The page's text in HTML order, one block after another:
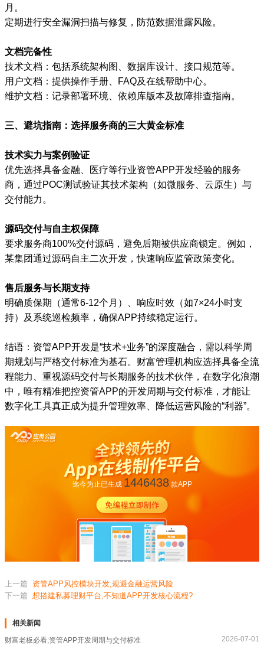
月。
定期进行安全漏洞扫描与修复，防范数据泄露风险。
文档完备性
技术文档：包括系统架构图、数据库设计、接口规范等。
用户文档：提供操作手册、FAQ及在线帮助中心。
维护文档：记录部署环境、依赖库版本及故障排查指南。
三、避坑指南：选择服务商的三大黄金标准
技术实力与案例验证
优先选择具备金融、医疗等行业资管APP开发经验的服务
商，通过POC测试验证其技术架构（如微服务、云原生）与
交付能力。
源码交付与自主权保障
要求服务商100%交付源码，避免后期被供应商锁定。例如，
某集团通过源码自主二次开发，快速响应监管政策变化。
售后服务与长期支持
明确质保期（通常6-12个月）、响应时效（如7×24小时支
持）及系统巡检频率，确保APP持续稳定运行。
结语：资管APP开发是“技术+业务”的深度融合，需以科学周
期规划与严格交付标准为基石。财富管理机构应选择具备全流
程能力、重视源码交付与长期服务的技术伙伴，在数字化浪潮
中，唯有精准把控资管APP的开发周期与交付标准，才能让
数字化工具真正成为提升管理效率、降低运营风险的“利器”。
迄今为止已生成 1446438款APP
上一篇
资管APP风控模块开发,规避金融运营风险
下一篇 想搭建私募理财平台,不知道APP开发核心流程?
相关新闻
财富老板必看;资管APP开发周期与交付标准 2026-07-01